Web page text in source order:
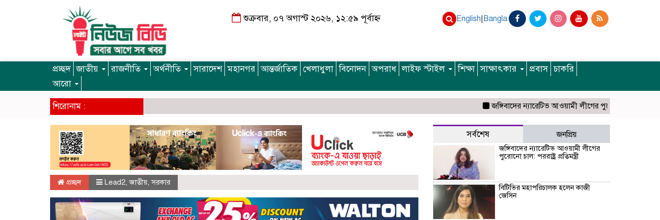
শুক্রবার, ০৭ অগাস্ট ২০২৬, ১২:৫৯ পূর্বাহ্ন English Bangla
প্রচ্ছদ জাতীয় রাজনীতি অর্থনীতি সারাদেশ মহানগর আন্তর্জাতিক খেলাধুলা বিনোদন অপরাধ লাইফ স্টাইল শিক্ষা সাক্ষাৎকার প্রবাস চাকরি
আরো
শিরোনাম : জঙ্গিবাদের ন্যারেটিভ আওয়ামী লীগের পুরোনো চাল: পররাষ্ট্র
প্রচ্ছদ Lead2,জাতীয়,সরকার
সর্বশেষ জনপ্রিয়
জঙ্গিবাদের ন্যারেটিভ আওয়ামী লীগের
পুরোনো চাল: পররাষ্ট্র প্রতিমন্ত্রী
বিটিভির মহাপরিচালক হলেন কাজী
জেসিন